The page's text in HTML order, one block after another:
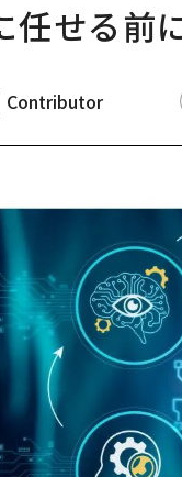
任せる前
Contributor